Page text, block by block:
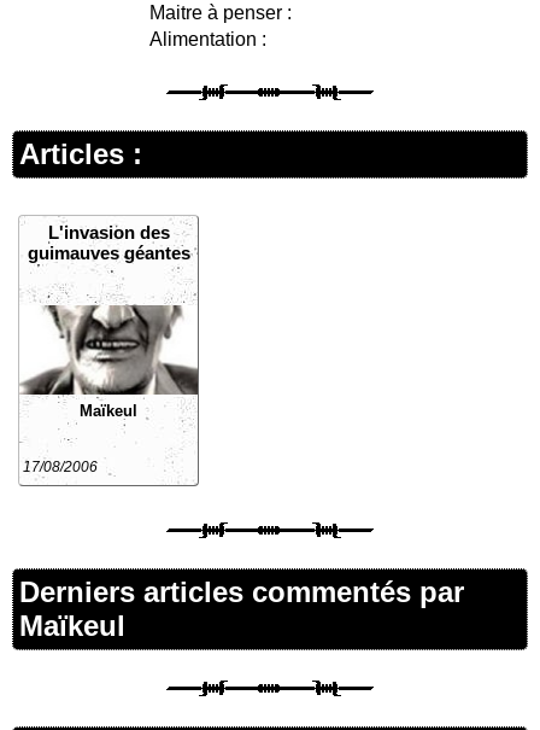
Maitre à penser :
Alimentation :
Articles :
L'invasion des
guimauves géantes
Maïkeul
17/08/2006
Derniers articles commentés par
Maïkeul